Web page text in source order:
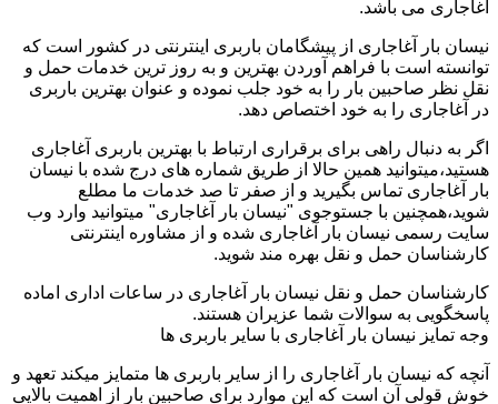
آغاجاری می باشد.
نیسان بار آغاجاری از پیشگامان باربری اینترنتی در کشور است که
توانسته است با فراهم آوردن بهترین و به روز ترین خدمات حمل و
نقل نظر صاحبین بار را به خود جلب نموده و عنوان بهترین باربری
در آغاجاری را به خود اختصاص دهد.
اگر به دنبال راهی برای برقراری ارتباط با بهترین باربری آغاجاری
هستید،میتوانید همین حالا از طریق شماره های درج شده با نیسان
بار آغاجاری تماس بگیرید و از صفر تا صد خدمات ما مطلع
شوید،همچنین با جستوجوی "نیسان بار آغاجاری" میتوانید وارد وب
سایت رسمی نیسان بار آغاجاری شده و از مشاوره اینترنتی
کارشناسان حمل و نقل بهره مند شوید.
کارشناسان حمل و نقل نیسان بار آغاجاری در ساعات اداری اماده
پاسخگویی به سوالات شما عزیران هستند.
وجه تمایز نیسان بار آغاجاری با سایر باربری ها
آنچه که نیسان بار آغاجاری را از سایر باربری ها متمایز میکند تعهد و
خوش قولی آن است که این موارد برای صاحبین بار از اهمیت بالایی